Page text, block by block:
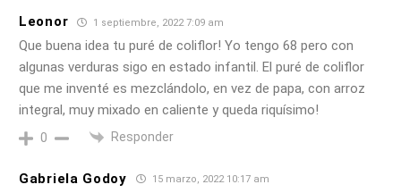
Leonor 1 septiembre, 2022 7:09 am
Que buena idea tu puré de coliflor! Yo tengo 68 pero con
algunas verduras sigo en estado infantil. El puré de coliflor
que me inventé es mezclándolo, en vez de papa, con arroz
integral, muy mixado en caliente y queda riquísimo!
0 Responder
Gabriela Godoy 15 marzo, 2022 10:17 am